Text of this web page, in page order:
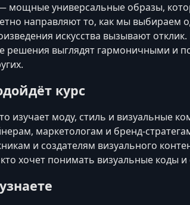
мощные универсальные образы,
направляют то, как мы выбираем
искусства вызывают
решения выглядят гармоничными и
курс
изучает моду, стиль и визуальные
маркетологам и бренд-
и создателям визуального
хочет понимать визуальные коды